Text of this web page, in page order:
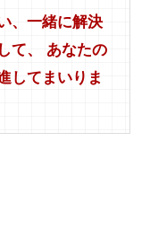
、一緒に解決
て、 あなたの
してまいりま